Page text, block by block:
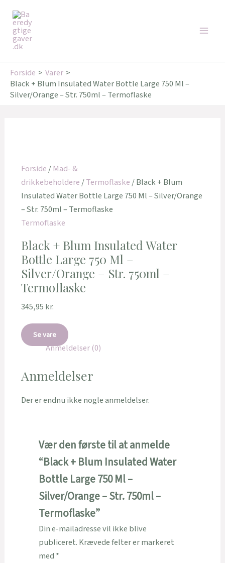
indholdet
Forside
Varer
Black + Blum Insulated Water Bottle Large 750 Ml –
Silver/Orange – Str. 750ml – Termoflaske
Forside/Mad- &
drikkebeholdere/Termoflaske/ Black + Blum
Insulated Water Bottle Large 750 Ml – Silver/Orange
– Str. 750ml – Termoflaske
Termoflaske
Black + Blum Insulated Water
Bottle Large 750 Ml –
Silver/Orange – Str. 750ml –
Termoflaske
345,95 kr.
Se vare
Anmeldelser (0)
Anmeldelser
Der er endnu ikke nogle anmeldelser.
Vær den første til at anmelde
“Black + Blum Insulated Water
Bottle Large 750 Ml –
Silver/Orange – Str. 750ml –
Termoflaske”
Din e-mailadresse vil ikke blive
publiceret. Krævede felter er markeret
med *
Tilbud!
Tilbud!
179,95 kr..162,00 kr..
Tilbud!
Tilbud!
179,00 kr..143,20 kr..
Tilbud!
Tilbud!
349,95 kr..260,00 kr..